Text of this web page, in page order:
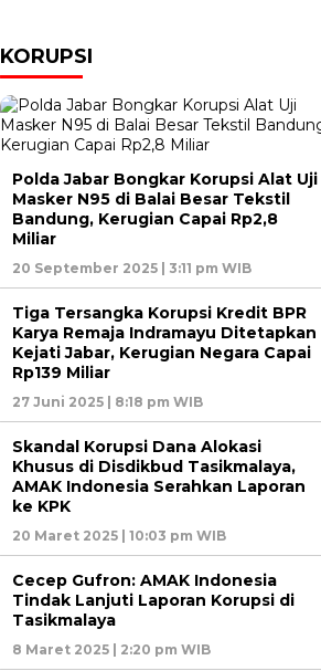
KORUPSI
Polda Jabar Bongkar Korupsi Alat Uji
Masker N95 di Balai Besar Tekstil
Bandung, Kerugian Capai Rp2,8
Miliar
20 September 2025 | 3:11 pm WIB
Tiga Tersangka Korupsi Kredit BPR
Karya Remaja Indramayu Ditetapkan
Kejati Jabar, Kerugian Negara Capai
Rp139 Miliar
27 Juni 2025 | 8:18 pm WIB
Skandal Korupsi Dana Alokasi
Khusus di Disdikbud Tasikmalaya,
AMAK Indonesia Serahkan Laporan
ke KPK
20 Maret 2025 | 10:03 pm WIB
Cecep Gufron: AMAK Indonesia
Tindak Lanjuti Laporan Korupsi di
Tasikmalaya
8 Maret 2025 | 2:20 pm WIB